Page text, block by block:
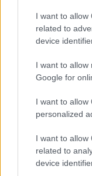
I want to allow
related to
device
I want to allow
Google for
I want to allow
personalized
I want to allow
related to
device
millones).
Una vez realizada
jugar. El Comunio
aplicación de
iTunes App Store
.
edición Champions
Top SofaScore:
jornadas